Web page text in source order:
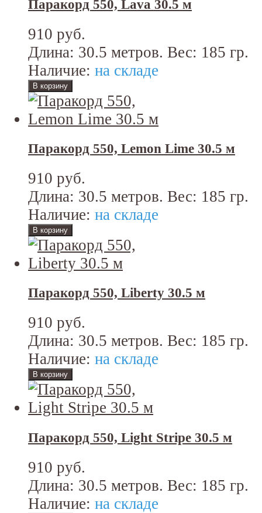
Паракорд 550, Lava 30.5 м
910 руб.
Длина: 30.5 метров. Вес: 185 гр.
Наличие: на складе
Паракорд 550, Lemon Lime 30.5 м
910 руб.
Длина: 30.5 метров. Вес: 185 гр.
Наличие: на складе
Паракорд 550, Liberty 30.5 м
910 руб.
Длина: 30.5 метров. Вес: 185 гр.
Наличие: на складе
Паракорд 550, Light Stripe 30.5 м
910 руб.
Длина: 30.5 метров. Вес: 185 гр.
Наличие: на складе